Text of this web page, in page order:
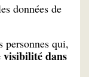
données de
personnes qui,
dans